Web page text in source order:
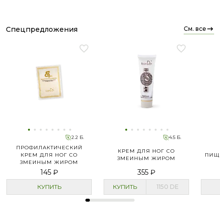
спецпредложения см. все
2.2 Б.
ПРОФИЛАКТИЧЕСКИЙ
КРЕМ ДЛЯ НОГ СО
ЗМЕИНЫМ ЖИРОМ
145 ₽
КУПИТЬ
4.5 Б.
КРЕМ ДЛЯ НОГ СО
ЗМЕИНЫМ ЖИРОМ
355 ₽
КУПИТЬ 1150 DE